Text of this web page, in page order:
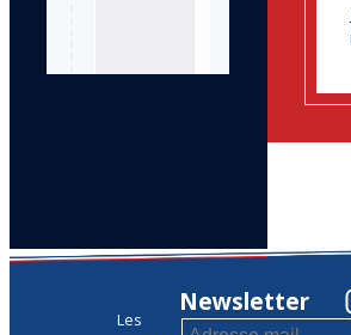
Les
Newsletter